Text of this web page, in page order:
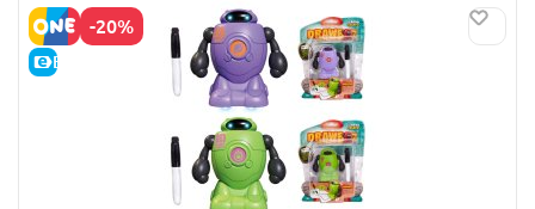
-20%
E-CENA